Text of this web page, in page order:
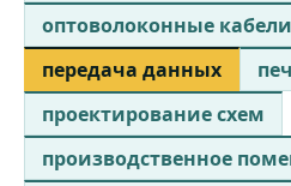
оптоволоконные кабели
передача данных
проектирование схем
производственное